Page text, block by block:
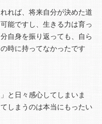
れば、将来自分が決めた道
能ですし、生きる力は育っ
自身を振り返っても、自ら
時に持ってなかったです
と日々感心してしまいま
しまうのは本当にもったい